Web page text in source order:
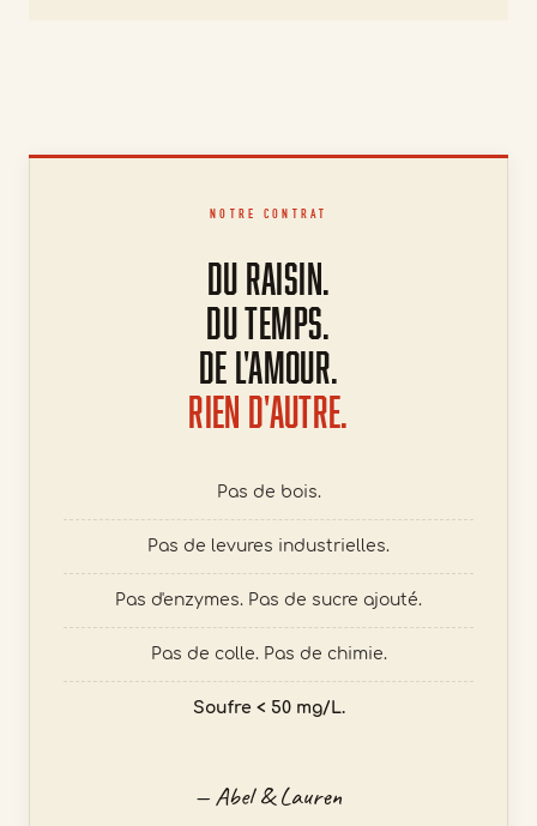
NOTRE CONTRAT
Du raisin.
Du temps.
De l'amour.
Rien d'autre.
Pas de bois.
Pas de levures industrielles.
Pas d'enzymes. Pas de sucre ajouté.
Pas de colle. Pas de chimie.
Soufre < 50 mg/L.
— Abel & Lauren